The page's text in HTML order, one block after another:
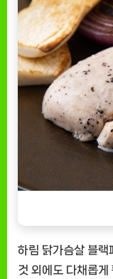
하림 닭가슴살 블랙
것 외에도 다채롭